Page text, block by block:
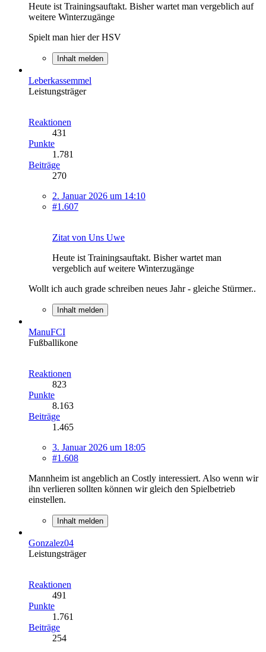
Heute ist Trainingsauftakt. Bisher wartet man vergeblich auf
weitere Winterzugänge
Spielt man hier der HSV
Inhalt melden
Leberkassemmel
Leistungsträger
Reaktionen
431
Punkte
1.781
Beiträge
270
2. Januar 2026 um 14:10
#1.607
Zitat von Uns Uwe
Heute ist Trainingsauftakt. Bisher wartet man
vergeblich auf weitere Winterzugänge
Wollt ich auch grade schreiben neues Jahr - gleiche Stürmer..
Inhalt melden
ManuFCI
Fußballikone
Reaktionen
823
Punkte
8.163
Beiträge
1.465
3. Januar 2026 um 18:05
#1.608
Mannheim ist angeblich an Costly interessiert. Also wenn wir
ihn verlieren sollten können wir gleich den Spielbetrieb
einstellen.
Inhalt melden
Gonzalez04
Leistungsträger
Reaktionen
491
Punkte
1.761
Beiträge
254